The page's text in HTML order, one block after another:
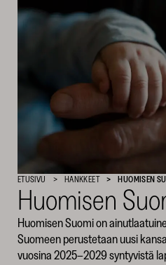
SKR
ETUSIVU HANKKEET HUOMISEN
Huomisen
Huomisen Suomi on
Suomeen perustetaan uusi
vuosina 2025–2029 syntyvistä